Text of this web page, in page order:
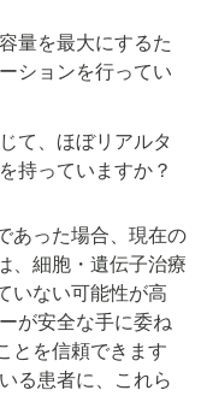
量を最大にするた
ションを行ってい
て、ほぼリアルタ
持っていますか？
あった場合、現在の
、細胞・遺伝子治療
いない可能性が高
が安全な手に委ね
とを信頼できます
る患者に、これら